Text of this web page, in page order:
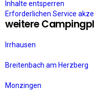
Inhalte entsperren
Erforderlichen Service
weitere
Irrhausen
Breitenbach am Herzberg
Monzingen